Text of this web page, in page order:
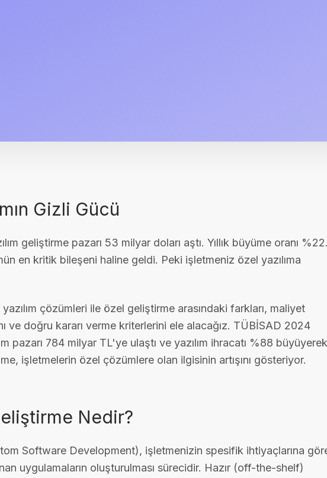
Gizli Gücü
geliştirme pazarı 53 milyar doları aştı. Yıllık büyüme oranı
en kritik bileşeni haline geldi. Peki işletmeniz özel yazılıma
çözümleri ile özel geliştirme arasındaki farkları, maliyet
ve doğru kararı verme kriterlerini ele alacağız. TÜBİSAD 2024
pazarı 784 milyar TL'ye ulaştı ve yazılım ihracatı %88 büyüyerek
işletmelerin özel çözümlere olan ilgisinin artışını gösteriyor.
Nedir?
Software Development), işletmenizin spesifik ihtiyaçlarına
uygulamaların oluşturulması sürecidir. Hazır (off-the-shelf)